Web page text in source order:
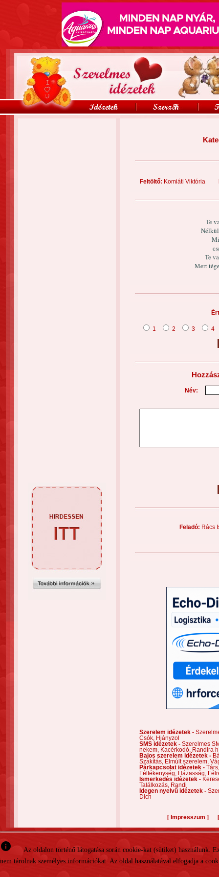
Feltöltő: Komiáti Viktória
Te
Te
Mert
1 2 3 4
Név:
Feladó: Rács
Szerelem idézetek -
Csók,
Hiányzol
SMS idézetek - Szerelmes
nekem,
Kacérkodó,
Randira
Bajos szerelem idézetek -
Szakítás,
Elmúlt szerelem,
Párkapcsolat idézetek -
Féltékenység,
Házasság,
Ismerkedés idézetek -
Találkozás,
Randi
Idegen nyelvű idézetek -
Dich
[ Impresszum ]
info
Az oldalon történő látogatása során cookie-kat (sütiket)
nem tárolnak személyes információkat. Az oldal használatával elfogadja a